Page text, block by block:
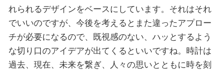
れられるデザインをベースにしています。それはそれ
でいいのですが、今後を考えるとまた違ったアプロー
チが必要になるので、既視感のない、ハッとするよう
な切り口のアイデアが出てくるといいですね。時計は
過去、現在、未来を繋ぎ、人々の思いとともに時を刻